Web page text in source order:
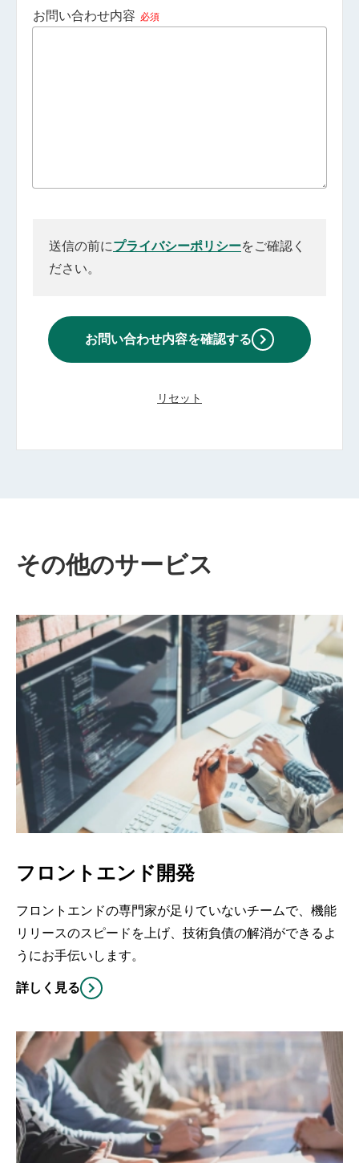
お問い合わせ内容 必須
送信の前にプライバシーポリシーをご確認く
ださい。
お問い合わせ内容を確認する
リセット
その他のサービス
フロントエンド開発
フロントエンドの専門家が足りていないチームで、機能
リリースのスピードを上げ、技術負債の解消ができるよ
うにお手伝いします。
詳しく見る